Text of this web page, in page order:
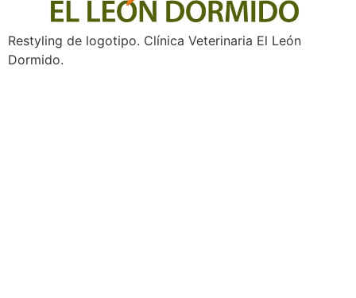
Restyling de logotipo. Clínica Veterinaria El León
Dormido.